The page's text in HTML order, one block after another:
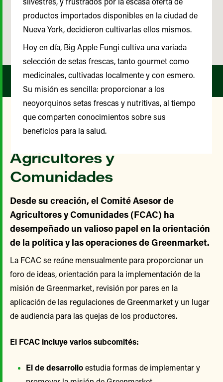
Nuestro Comité Asesor de
Agricultores y
Comunidades
Desde su creación, el Comité Asesor de
Agricultores y Comunidades (FCAC) ha
desempeñado un valioso papel en la orientación
de la política y las operaciones de Greenmarket.
La FCAC se reúne mensualmente para proporcionar un
foro de ideas, orientación para la implementación de la
misión de Greenmarket, revisión por pares en la
aplicación de las regulaciones de Greenmarket y un lugar
de audiencia para las quejas de los productores.
El FCAC incluye varios subcomités:
El de desarrolloestudia formas de implementar y
productos importados disponibles en la ciudad de
Nueva York, decidieron cultivarlas ellos mismos.
Hoy en día, Big Apple Fungi cultiva una variada
selección de setas frescas, tanto gourmet como
medicinales, cultivadas localmente y con esmero.
Su misión es sencilla: proporcionar a los
neoyorquinos setas frescas y nutritivas, al tiempo
que comparten conocimientos sobre sus
beneficios para la salud.